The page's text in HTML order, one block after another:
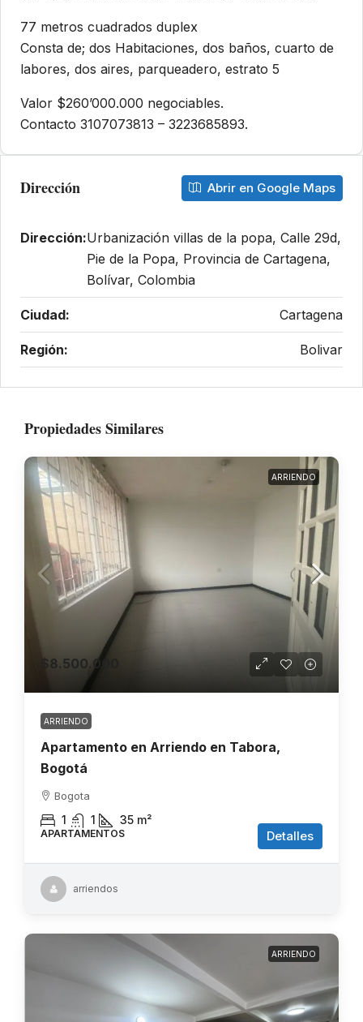
77 metros cuadrados duplex
Consta de; dos Habitaciones, dos baños, cuarto de
labores, dos aires, parqueadero, estrato 5
Valor $260’000.000 negociables.
Contacto 3107073813 – 3223685893.
Dirección Abrir en Google Maps
Dirección:Urbanización villas de la popa, Calle 29d,
Pie de la Popa, Provincia de Cartagena,
Bolívar, Colombia
Ciudad: Cartagena
Región: Bolivar
Propiedades Similares
ARRIENDO
$8.500.000
ARRIENDO
Apartamento en Arriendo en Tabora,
Bogotá
Bogota
1 1 35 m²
APARTAMENTOS Detalles
arriendos
ARRIENDO